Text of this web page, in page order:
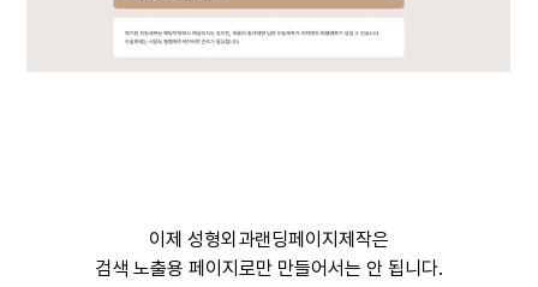
이제 성형외과랜딩페이지제작은
검색 노출용 페이지로만 만들어서는 안 됩니다.